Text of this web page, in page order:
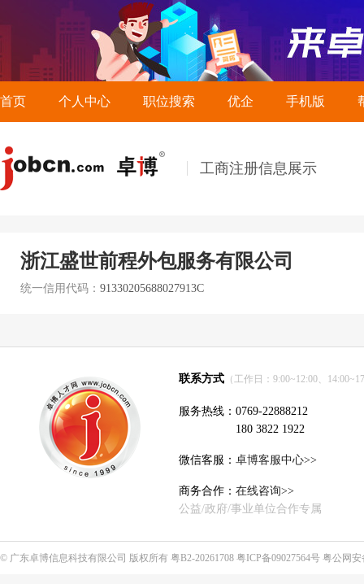
首页 个人中心 职位搜索 优企 手机版
工商注册信息展示
浙江盛世前程外包服务有限公司
统一信用代码： 91330205688027913C
联系方式 （工作日：9:00~12:00、
服务热线：0769-22888212
180 3822 1922
微信客服： 卓博客服中心>>
商务合作： 在线咨询>>
公益/政府/事业单位合作专属
© 广东卓博信息科技有限公司 版权所有 粤B2-20261708 粤ICP备09027564号 粤公网安